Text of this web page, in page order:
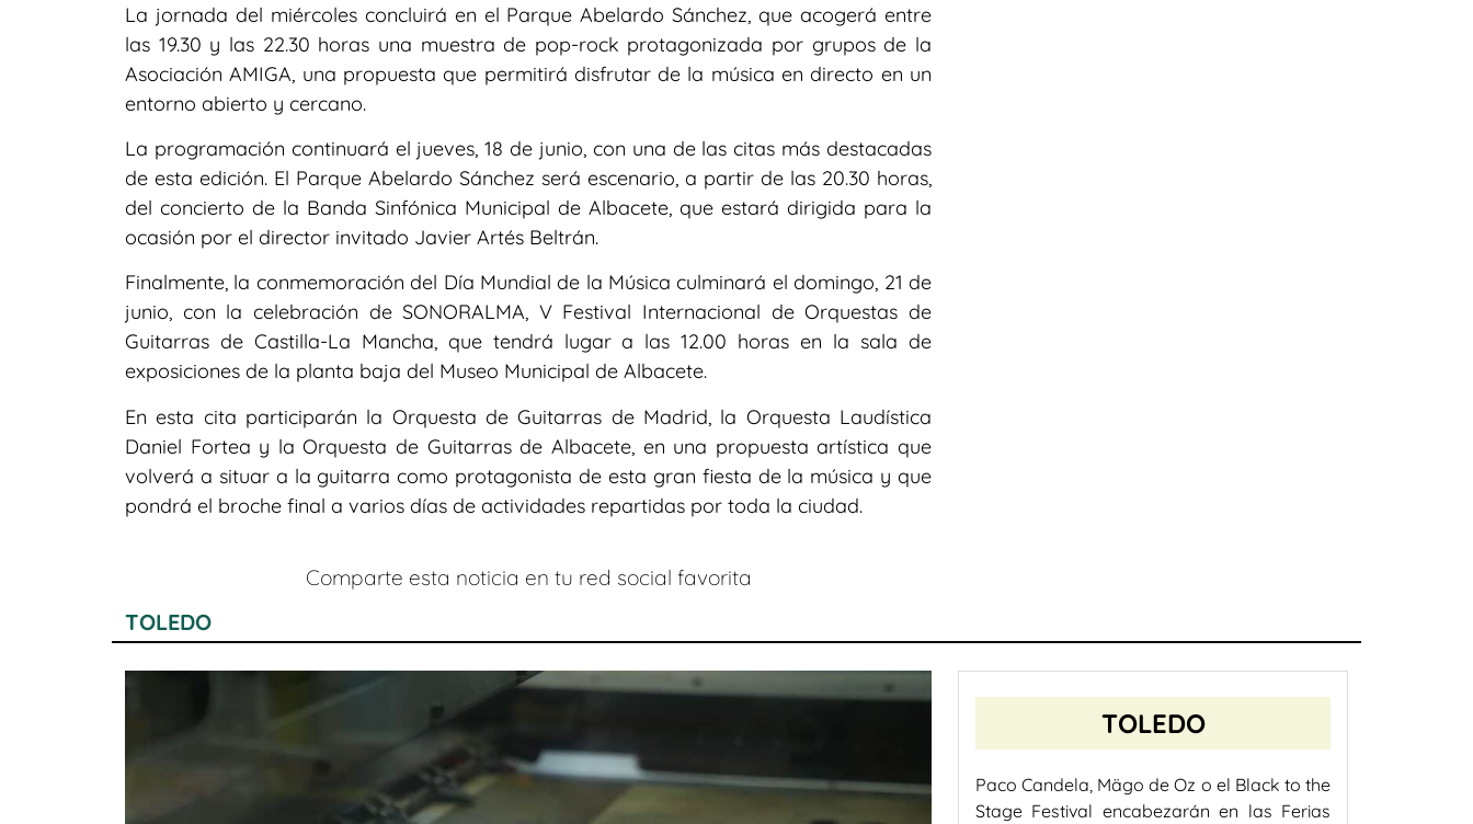
La jornada del miércoles concluirá en el Parque Abelardo Sánchez, que acogerá entre
las 19.30 y las 22.30 horas una muestra de pop-rock protagonizada por grupos de la
Asociación AMIGA, una propuesta que permitirá disfrutar de la música en directo en un
entorno abierto y cercano.
La programación continuará el jueves, 18 de junio, con una de las citas más destacadas
de esta edición. El Parque Abelardo Sánchez será escenario, a partir de las 20.30 horas,
del concierto de la Banda Sinfónica Municipal de Albacete, que estará dirigida para la
ocasión por el director invitado Javier Artés Beltrán.
Finalmente, la conmemoración del Día Mundial de la Música culminará el domingo, 21 de
junio, con la celebración de SONORALMA, V Festival Internacional de Orquestas de
Guitarras de Castilla-La Mancha, que tendrá lugar a las 12.00 horas en la sala de
exposiciones de la planta baja del Museo Municipal de Albacete.
En esta cita participarán la Orquesta de Guitarras de Madrid, la Orquesta Laudística
Daniel Fortea y la Orquesta de Guitarras de Albacete, en una propuesta artística que
volverá a situar a la guitarra como protagonista de esta gran fiesta de la música y que
pondrá el broche final a varios días de actividades repartidas por toda la ciudad.
Comparte esta noticia en tu red social favorita
TOLEDO
TOLEDO
Paco Candela, Mägo de Oz o el Black to the
Stage Festival encabezarán en las Ferias